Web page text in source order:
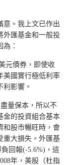
意。我上文已作出
外匯基金和一般投
為：
元債券，即使收
美國實行極低利率
利影響。
量保本，所以不
金的投資組合基本
和股市暢旺時，會
重大損失。外匯基
回報(-5.6%)，這
年，美股（杜指